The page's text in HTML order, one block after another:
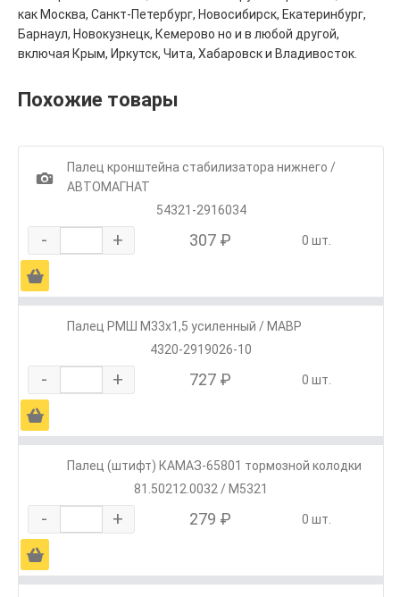
как Москва, Санкт-Петербург, Новосибирск, Екатеринбург,
Барнаул, Новокузнецк, Кемерово но и в любой другой,
включая Крым, Иркутск, Чита, Хабаровск и Владивосток.
Похожие товары
1
Палец кронштейна стабилизатора нижнего /
АВТОМАГНАТ
54321-2916034
- + 307 ₽ 0 шт.
Ä
Палец РМШ М33х1,5 усиленный / МАВР
4320-2919026-10
- + 727 ₽ 0 шт.
Ä
Палец (штифт) КАМАЗ-65801 тормозной колодки
81.50212.0032 / M5321
- + 279 ₽ 0 шт.
Ä